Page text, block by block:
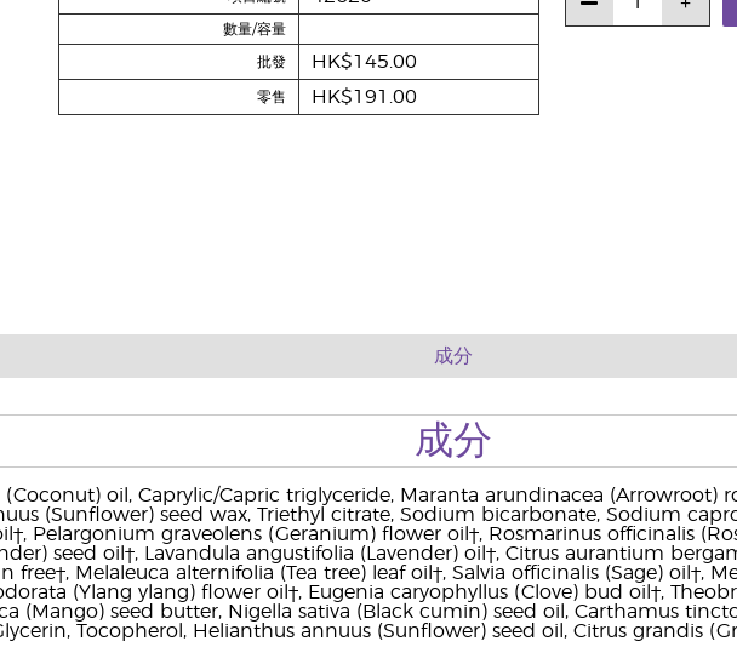
數量/容量
批發 HK$145.00
零售 HK$191.00
成分
成分
(Coconut) oil, Caprylic/Capric triglyceride, Maranta arundinacea (Arrowroot)
(Sunflower) seed wax, Triethyl citrate, Sodium bicarbonate, Sodium
Pelargonium graveolens (Geranium) flower oil†, Rosmarinus officinalis
seed oil†, Lavandula angustifolia (Lavender) oil†, Citrus aurantium
free†, Melaleuca alternifolia (Tea tree) leaf oil†, Salvia officinalis (Sage) oil†,
(Ylang ylang) flower oil†, Eugenia caryophyllus (Clove) bud oil†,
(Mango) seed butter, Nigella sativa (Black cumin) seed oil, Carthamus
Tocopherol, Helianthus annuus (Sunflower) seed oil, Citrus grandis